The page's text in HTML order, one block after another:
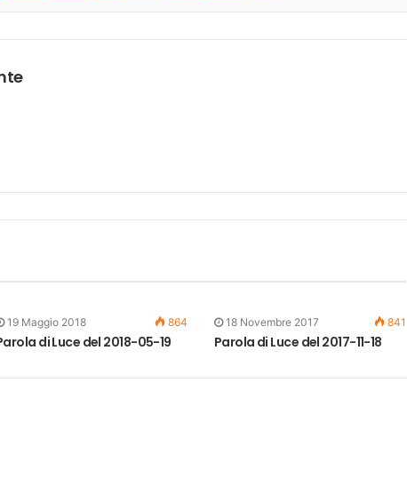
19 Maggio 2018 864
di Luce del 2018-05-19
18 Novembre 2017 841
Parola di Luce del 2017-11-18